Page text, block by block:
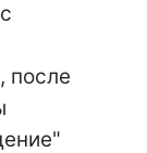
после